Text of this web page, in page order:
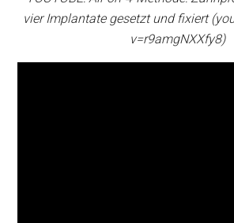
vier Implantate gesetzt und fixiert
v=r9amgNXXfy8)